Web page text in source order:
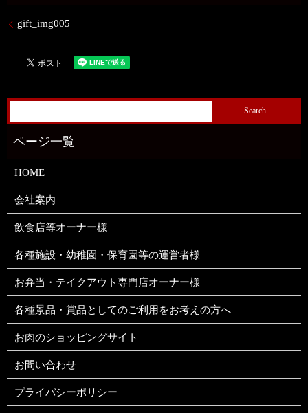
gift_img005
HOME
会社案内
飲食店等オーナー様
各種施設・幼稚園・保育園等の運営者様
お弁当・テイクアウト専門店オーナー様
各種景品・賞品としてのご利用をお考えの方へ
お肉のショッピングサイト
お問い合わせ
プライバシーポリシー